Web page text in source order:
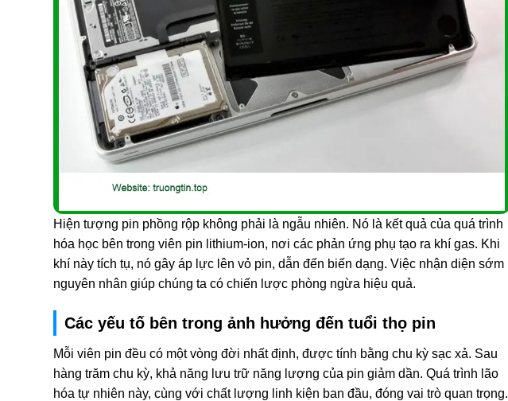
Hiện tượng pin phồng rộp không phải là ngẫu nhiên. Nó là kết quả của quá trình
hóa học bên trong viên pin lithium-ion, nơi các phản ứng phụ tạo ra khí gas. Khi
khí này tích tụ, nó gây áp lực lên vỏ pin, dẫn đến biến dạng. Việc nhận diện sớm
nguyên nhân giúp chúng ta có chiến lược phòng ngừa hiệu quả.
Các yếu tố bên trong ảnh hưởng đến tuổi thọ pin
Mỗi viên pin đều có một vòng đời nhất định, được tính bằng chu kỳ sạc xả. Sau
hàng trăm chu kỳ, khả năng lưu trữ năng lượng của pin giảm dần. Quá trình lão
hóa tự nhiên này, cùng với chất lượng linh kiện ban đầu, đóng vai trò quan trọng.